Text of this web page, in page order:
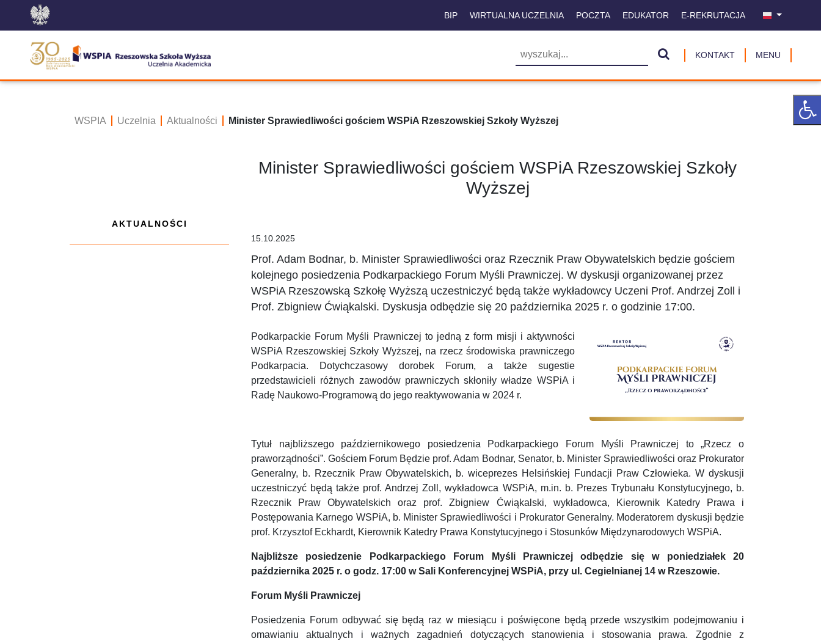
BIP WIRTUALNA UCZELNIA POCZTA EDUKATOR E-REKRUTACJA
KONTAKT MENU
WSPIA Uczelnia Aktualności Minister Sprawiedliwości gościem WSPiA Rzeszowskiej Szkoły Wyższej
AKTUALNOŚCI
Minister Sprawiedliwości gościem WSPiA Rzeszowskiej Szkoły
Wyższej
15.10.2025
Prof. Adam Bodnar, b. Minister Sprawiedliwości oraz Rzecznik Praw Obywatelskich będzie gościem
kolejnego posiedzenia Podkarpackiego Forum Myśli Prawniczej. W dyskusji organizowanej przez
WSPiA Rzeszowską Szkołę Wyższą uczestniczyć będą także wykładowcy Uczeni Prof. Andrzej Zoll i
Prof. Zbigniew Ćwiąkalski. Dyskusja odbędzie się 20 października 2025 r. o godzinie 17:00.
Podkarpackie Forum Myśli Prawniczej to jedną z form misji i aktywności
WSPiA Rzeszowskiej Szkoły Wyższej, na rzecz środowiska prawniczego
Podkarpacia. Dotychczasowy dorobek Forum, a także sugestie
przedstawicieli różnych zawodów prawniczych skłoniły władze WSPiA i
Radę Naukowo-Programową do jego reaktywowania w 2024 r.
Tytuł najbliższego październikowego posiedzenia Podkarpackiego Forum Myśli Prawniczej to „Rzecz o
praworządności”. Gościem Forum Będzie prof. Adam Bodnar, Senator, b. Minister Sprawiedliwości oraz Prokurator
Generalny, b. Rzecznik Praw Obywatelskich, b. wiceprezes Helsińskiej Fundacji Praw Człowieka. W dyskusji
uczestniczyć będą także prof. Andrzej Zoll, wykładowca WSPiA, m.in. b. Prezes Trybunału Konstytucyjnego, b.
Rzecznik Praw Obywatelskich oraz prof. Zbigniew Ćwiąkalski, wykładowca, Kierownik Katedry Prawa i
Postępowania Karnego WSPiA, b. Minister Sprawiedliwości i Prokurator Generalny. Moderatorem dyskusji będzie
prof. Krzysztof Eckhardt, Kierownik Katedry Prawa Konstytucyjnego i Stosunków Międzynarodowych WSPiA.
Najbliższe posiedzenie Podkarpackiego Forum Myśli Prawniczej odbędzie się w poniedziałek 20
października 2025 r. o godz. 17:00 w Sali Konferencyjnej WSPiA, przy ul. Cegielnianej 14 w Rzeszowie.
Forum Myśli Prawniczej
Posiedzenia Forum odbywać się będą raz w miesiącu i poświęcone będą przede wszystkim podejmowaniu i
omawianiu aktualnych i ważnych zagadnień dotyczących stanowienia i stosowania prawa. Zgodnie z